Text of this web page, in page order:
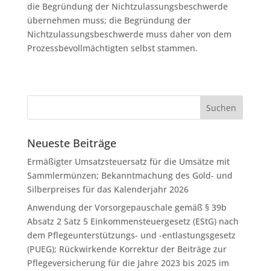
die Begründung der Nichtzulassungsbeschwerde
übernehmen muss; die Begründung der
Nichtzulassungsbeschwerde muss daher von dem
Prozessbevollmächtigten selbst stammen.
Neueste Beiträge
Ermäßigter Umsatzsteuersatz für die Umsätze mit
Sammlermünzen; Bekanntmachung des Gold- und
Silberpreises für das Kalenderjahr 2026
Anwendung der Vorsorgepauschale gemäß § 39b
Absatz 2 Satz 5 Einkommensteuergesetz (EStG) nach
dem Pflegeunterstützungs- und -entlastungsgesetz
(PUEG); Rückwirkende Korrektur der Beiträge zur
Pflegeversicherung für die Jahre 2023 bis 2025 im